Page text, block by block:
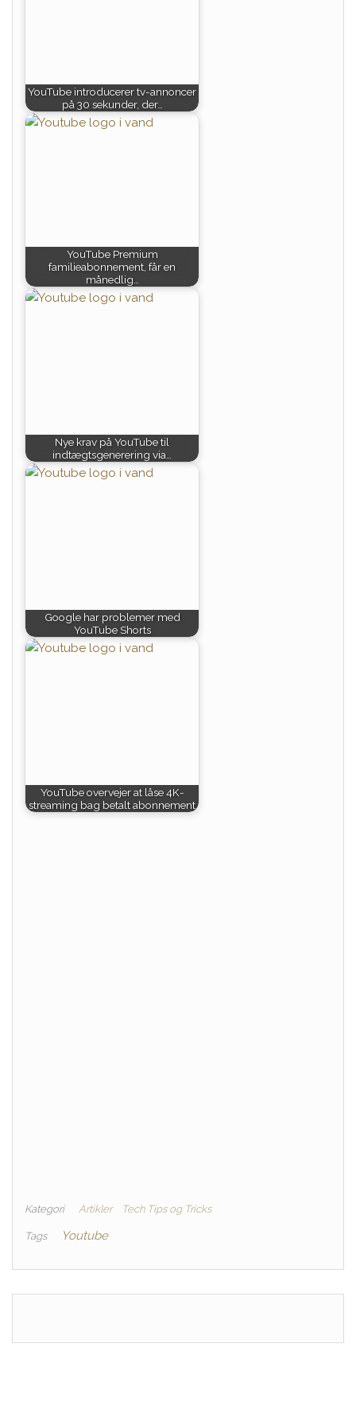
YouTube introducerer tv-annoncer
på 30 sekunder, der…
YouTube Premium
familieabonnement, får en
månedlig…
Nye krav på YouTube til
indtægtsgenerering via…
Google har problemer med
YouTube Shorts
YouTube overvejer at låse 4K-
streaming bag betalt abonnement
Kategori Artikler Tech Tips og Tricks
Tags Youtube